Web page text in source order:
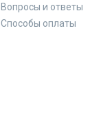
Вопросы и ответы
Способы оплаты